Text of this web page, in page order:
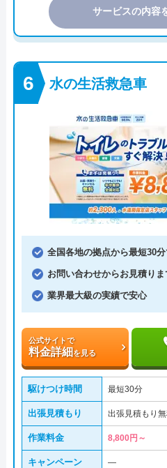
サービスの内容
水の生活救急車
全国各地の拠点から最短30
お問い合わせからお見積り
業界最大級の実績で安心
公式サイトで
料金詳細を見る
駆けつけ時間 最短30分
出張見積もり 出張見積もり
作業料金 8,800円～
キャンペーン ―